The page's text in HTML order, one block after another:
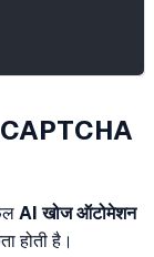
CAPTCHA
AI खोज ऑटोमेशन
होती है।